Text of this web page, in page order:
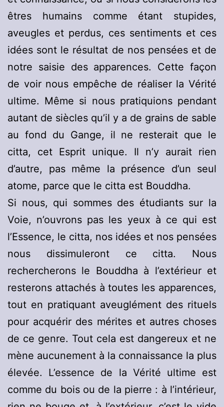
êtres humains comme étant stupides,
aveugles et perdus, ces sentiments et ces
idées sont le résultat de nos pensées et de
notre saisie des apparences. Cette façon
de voir nous empêche de réaliser la Vérité
ultime. Même si nous pratiquions pendant
autant de siècles qu’il y a de grains de sable
au fond du Gange, il ne resterait que le
citta, cet Esprit unique. Il n’y aurait rien
d’autre, pas même la présence d’un seul
atome, parce que le citta est Bouddha.
Si nous, qui sommes des étudiants sur la
Voie, n’ouvrons pas les yeux à ce qui est
l’Essence, le citta, nos idées et nos pensées
nous dissimuleront ce citta. Nous
rechercherons le Bouddha à l’extérieur et
resterons attachés à toutes les apparences,
tout en pratiquant aveuglément des rituels
pour acquérir des mérites et autres choses
de ce genre. Tout cela est dangereux et ne
mène aucunement à la connaissance la plus
élevée. L’essence de la Vérité ultime est
comme du bois ou de la pierre : à l’intérieur,